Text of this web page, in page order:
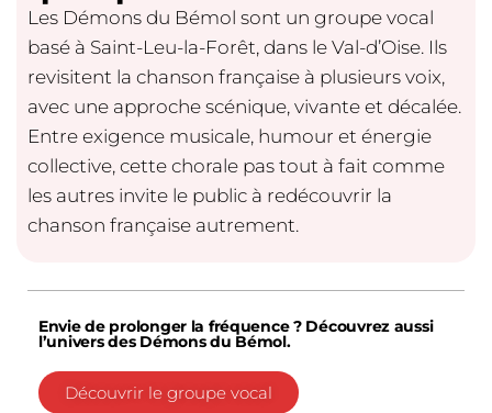
Les Démons du Bémol sont un groupe vocal
basé à Saint-Leu-la-Forêt, dans le Val-d’Oise. Ils
revisitent la chanson française à plusieurs voix,
avec une approche scénique, vivante et décalée.
Entre exigence musicale, humour et énergie
collective, cette chorale pas tout à fait comme
les autres invite le public à redécouvrir la
chanson française autrement.
Envie de prolonger la fréquence ? Découvrez aussi
l’univers des Démons du Bémol.
Découvrir le groupe vocal